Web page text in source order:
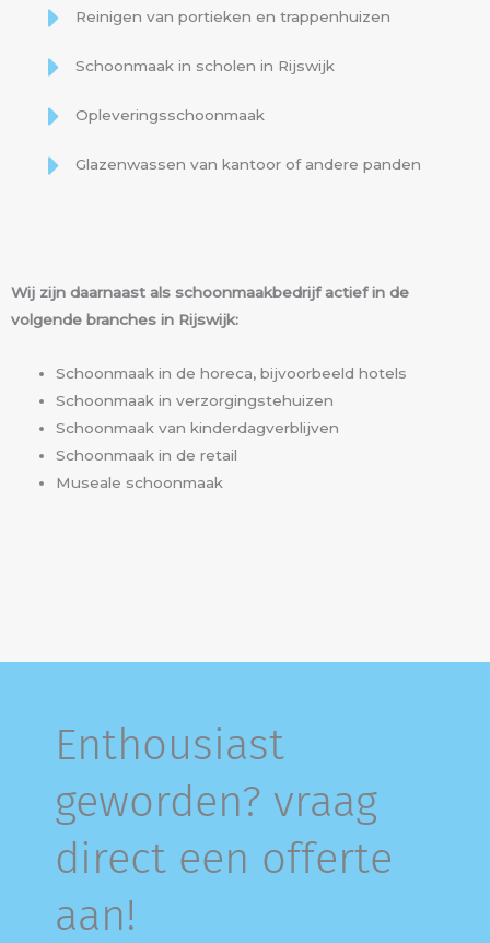
Reinigen van portieken en trappenhuizen
Schoonmaak in scholen in Rijswijk
Opleveringsschoonmaak
Glazenwassen van kantoor of andere panden
Wij zijn daarnaast als schoonmaakbedrijf actief in de
volgende branches in Rijswijk:
Schoonmaak in de horeca, bijvoorbeeld hotels
Schoonmaak in verzorgingstehuizen
Schoonmaak van kinderdagverblijven
Schoonmaak in de retail
Museale schoonmaak
Enthousiast
geworden? vraag
direct een offerte
aan!